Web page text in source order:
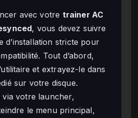
avec votre trainer AC
, vous devez suivre
d’installation stricte pour
Tout d’abord,
et extrayez-le dans
sur votre disque.
via votre launcher,
le menu principal,